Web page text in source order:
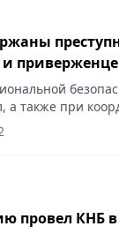
а также при
в городах
провел КНБ в